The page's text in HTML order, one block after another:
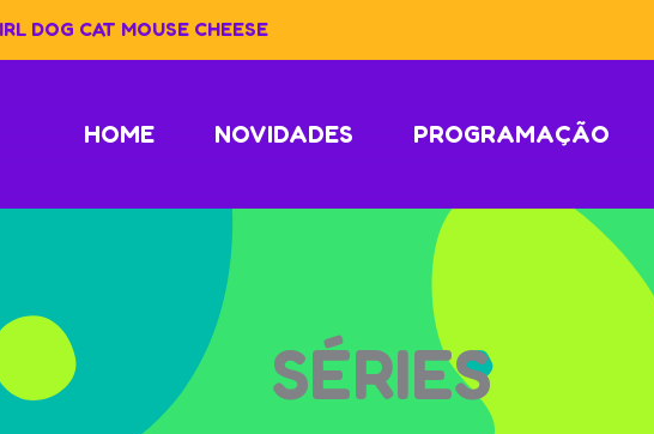
DOG CAT MOUSE CHEESE
HOME NOVIDADES PROGRAMAÇÃO
SÉRIES